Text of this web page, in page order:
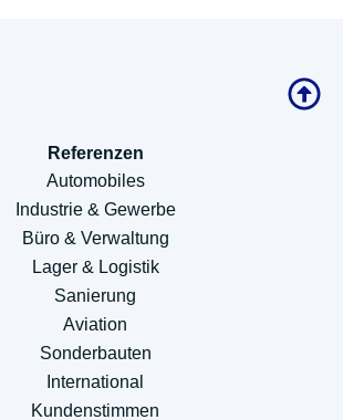
Referenzen
Automobiles
Industrie & Gewerbe
Büro & Verwaltung
Lager & Logistik
Sanierung
Aviation
Sonderbauten
International
Kundenstimmen